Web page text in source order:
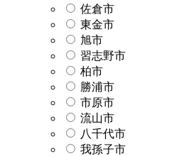
佐倉市
東金市
旭市
習志野市
柏市
勝浦市
市原市
流山市
八千代市
我孫子市